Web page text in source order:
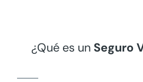
¿Qué es un Seguro